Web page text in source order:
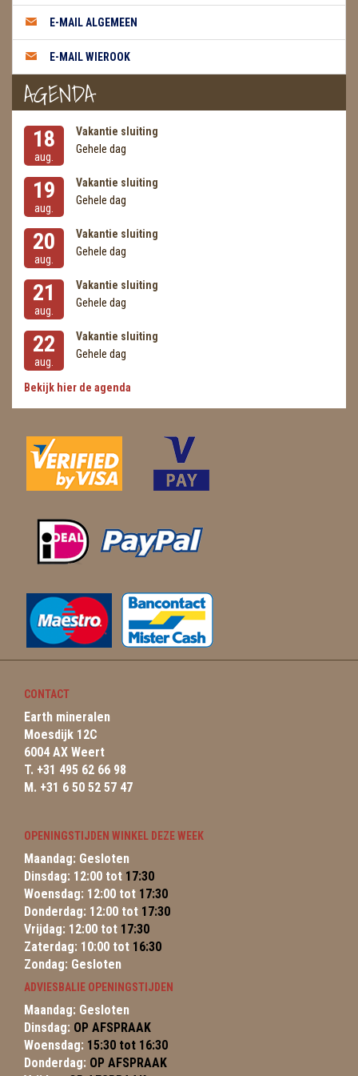
METEORIETEN
READING EN PERSOONLIJK ADVIES
RUWE STENEN
SCHEDELS / SKULLS
SELENIET
SPECIALE STUKKEN
TELEFOON KOORDEN
THEELICHTEN
VLINDERS
WIEROOK, OLIE & TOEBEHOREN
ZAKJES WATER ELIXERS
E-MAIL ALGEMEEN
E-MAIL WIEROOK
AGENDA
18
aug.
Vakantie sluiting
Gehele dag
19
aug.
Vakantie sluiting
Gehele dag
20
aug.
Vakantie sluiting
Gehele dag
21
aug.
Vakantie sluiting
Gehele dag
22
aug.
Vakantie sluiting
Gehele dag
Bekijk hier de agenda
CONTACT
Earth mineralen
Moesdijk 12C
6004 AX Weert
T. +31 495 62 66 98
M. +31 6 50 52 57 47
OPENINGSTIJDEN WINKEL DEZE WEEK
Maandag: Gesloten
Dinsdag: 12:00 tot 17:30
Woensdag: 12:00 tot 17:30
Donderdag: 12:00 tot 17:30
Vrijdag: 12:00 tot 17:30
Zaterdag: 10:00 tot 16:30
Zondag: Gesloten
ADVIESBALIE OPENINGSTIJDEN
Maandag: Gesloten
Dinsdag: OP AFSPRAAK
Woensdag: 15:30 tot 16:30
Donderdag: OP AFSPRAAK